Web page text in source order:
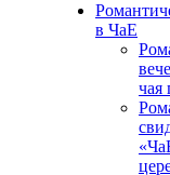
в ЧаЕ